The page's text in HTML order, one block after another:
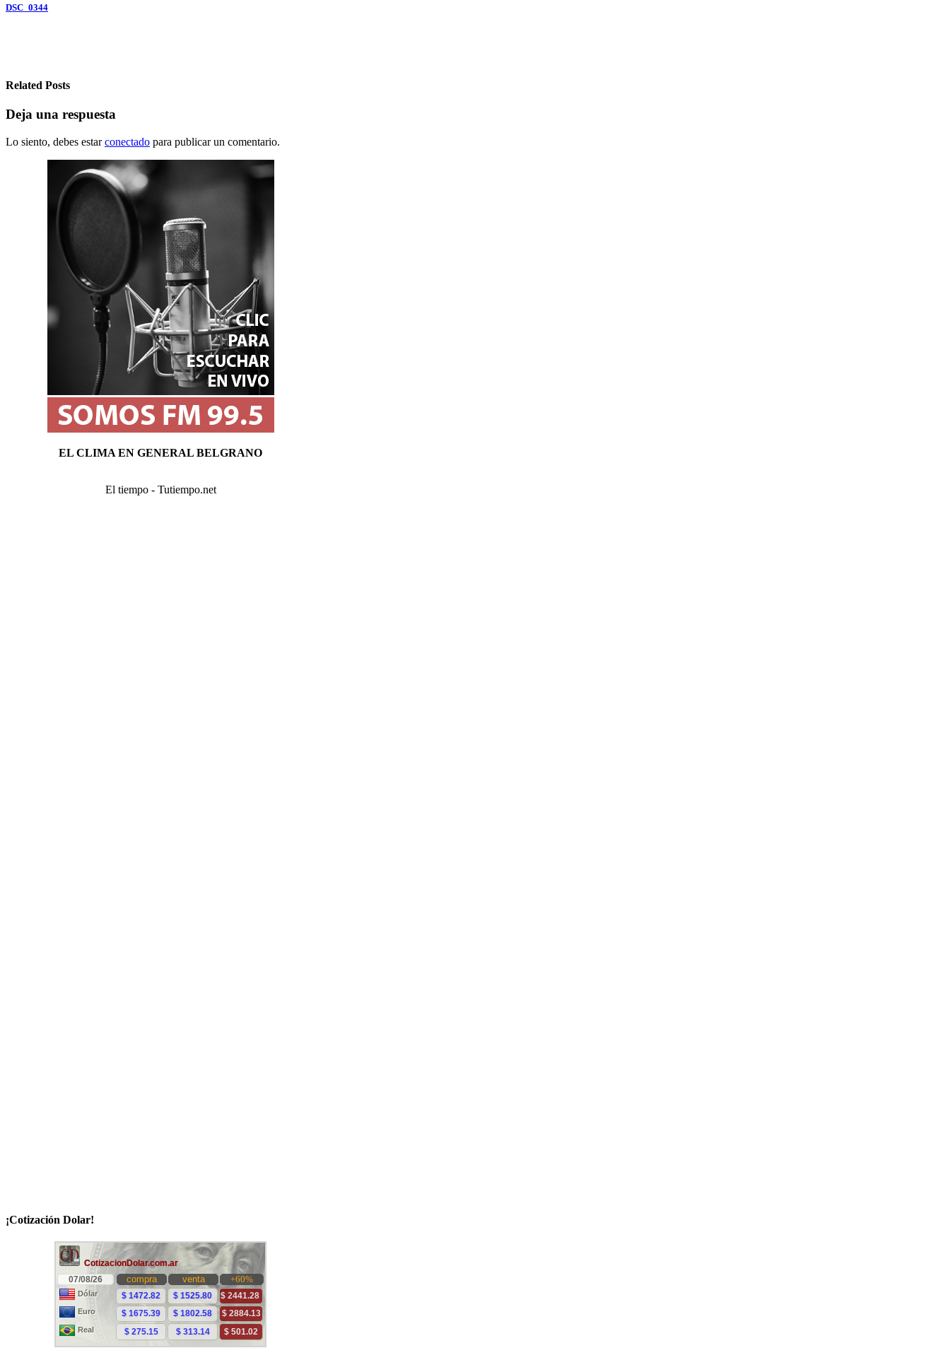
Navegación
DSC_0344
Related Posts
Deja una respuesta
Lo siento, debes estarconectado para publicar un comentario.
EL CLIMA EN GENERAL BELGRANO
El tiempo - Tutiempo.net
¡Cotización Dolar!